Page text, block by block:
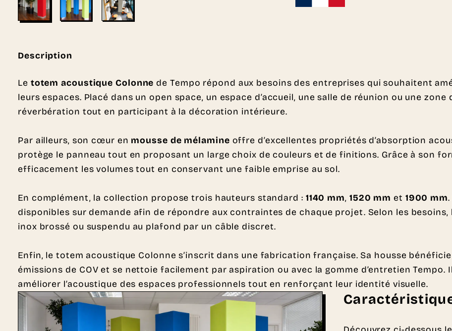
Description
Le totem acoustique Colonne de Tempo répond aux besoins des entreprises qui souhaitent
leurs espaces. Placé dans un open space, un espace d’accueil, une salle de réunion ou une
réverbération tout en participant à la décoration intérieure.
Par ailleurs, son cœur en mousse de mélamine offre d’excellentes propriétés d’absorption
protège le panneau tout en proposant un large choix de couleurs et de finitions. Grâce à son
efficacement les volumes tout en conservant une faible emprise au sol.
En complément, la collection propose trois hauteurs standard : 1140 mm, 1520 mm et 1900 mm
disponibles sur demande afin de répondre aux contraintes de chaque projet. Selon les
inox brossé ou suspendu au plafond par un câble discret.
Enfin, le totem acoustique Colonne s’inscrit dans une fabrication française. Sa housse
émissions de COV et se nettoie facilement par aspiration ou avec la gomme d’entretien
améliorer l’acoustique des espaces professionnels tout en renforçant leur identité visuelle.